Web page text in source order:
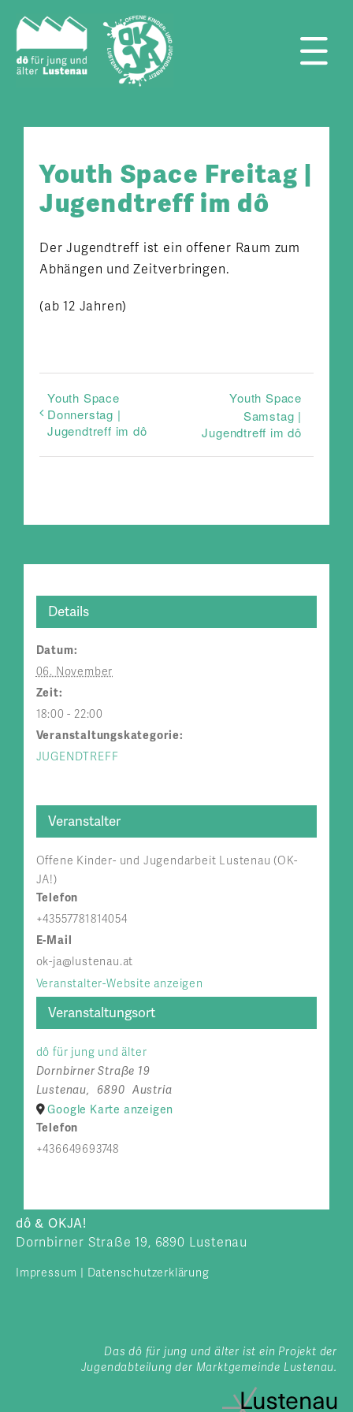
Inhalt
springen
Youth Space Freitag |
Jugendtreff im dô
Der Jugendtreff ist ein offener Raum zum
Abhängen und Zeitverbringen.
(ab 12 Jahren)
Youth Space
Donnerstag |
Jugendtreff im dô
Youth Space
Samstag |
Jugendtreff im dô
Details
Datum:
06. November
Zeit:
18:00 - 22:00
Veranstaltungskategorie:
JUGENDTREFF
Veranstaltungsort
dô für jung und älter
Dornbirner Straße 19
Lustenau, 6890 Austria
Google Karte anzeigen
Telefon
+436649693748
Veranstalter
Offene Kinder- und Jugendarbeit Lustenau (OK-
JA!)
Telefon
+43557781814054
E-Mail
ok-ja@lustenau.at
Veranstalter-Website anzeigen
dô & OKJA!
Dornbirner Straße 19, 6890 Lustenau
Impressum Datenschutzerklärung
Das dô für jung und älter ist ein Projekt der
Jugendabteilung der Marktgemeinde Lustenau.